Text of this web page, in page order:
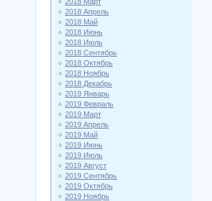
2018 Апрель
2018 Май
2018 Июнь
2018 Июль
2018 Сентябрь
2018 Октябрь
2018 Ноябрь
2018 Декабрь
2019 Январь
2019 Февраль
2019 Март
2019 Апрель
2019 Май
2019 Июнь
2019 Июль
2019 Август
2019 Сентябрь
2019 Октябрь
2019 Ноябрь